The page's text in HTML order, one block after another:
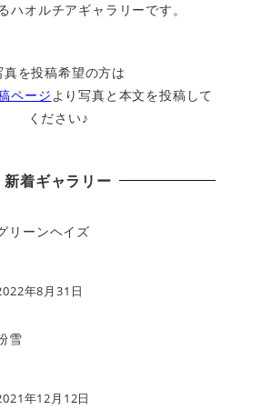
ハオルチアギャラリーです。
真を投稿希望の方は
ページ より写真と本文を投稿して
ください♪
新着ギャラリー
リーンヘイズ
年8月31日
雪
年12月12日